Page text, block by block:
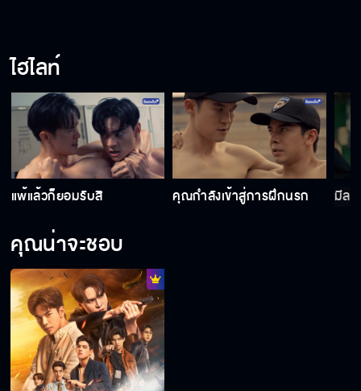
ไฮไลท์
แพ้แล้วก็ยอมรับสิ คุณกำลังเข้าสู่การฝึกนรก มีลา
คุณน่าจะชอบ